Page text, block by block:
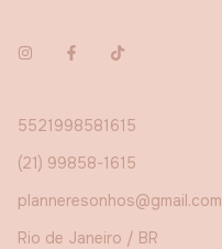
5521998581615
(21) 99858-1615
planneresonhos@gmail.com
Rio de Janeiro / BR